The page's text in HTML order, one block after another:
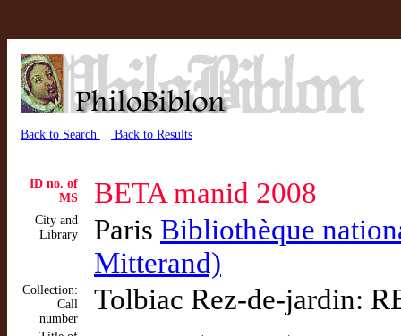
Back to Search Back to Results
ID no. of
MS
BETA manid 2008
City and
Library
Paris Bibliothèque
Mitterand)
Collection:
Call
number
Tolbiac Rez-de-jardin: